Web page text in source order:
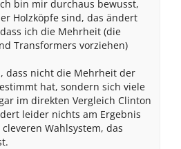
bin mir durchaus bewusst,
Holzköpfe sind, das ändert
ich die Mehrheit (die
Transformers vorziehen)
dass nicht die Mehrheit der
hat, sondern sich viele
im direkten Vergleich Clinton
leider nichts am Ergebnis
Wahlsystem, das